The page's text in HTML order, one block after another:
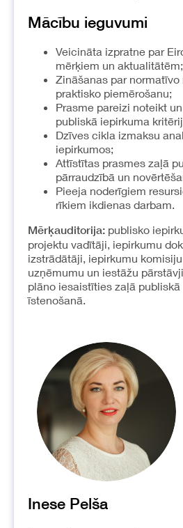
Mācību ieguvumi
Veicināta izpratne par
mērķiem un aktualitātēm;
Zināšanas par
praktisko piemērošanu;
Prasme pareizi noteikt
publiskā iepirkuma
Dzīves cikla izmaksu
iepirkumos;
Attīstītas prasmes zaļā
pārraudzībā un
Pieeja noderīgiem
rīkiem ikdienas darbam.
Mērķauditorija: publisko
projektu vadītāji, iepirkumu
izstrādātāji, iepirkumu
uzņēmumu un iestāžu
plāno iesaistīties zaļā publiskā
īstenošanā.
Inese Pelša